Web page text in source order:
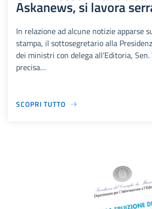
Askanews, si lavora
In relazione ad alcune notizie apparse
stampa, il sottosegretario alla
dei ministri con delega all’Editoria,
precisa…
SCOPRI TUTTO